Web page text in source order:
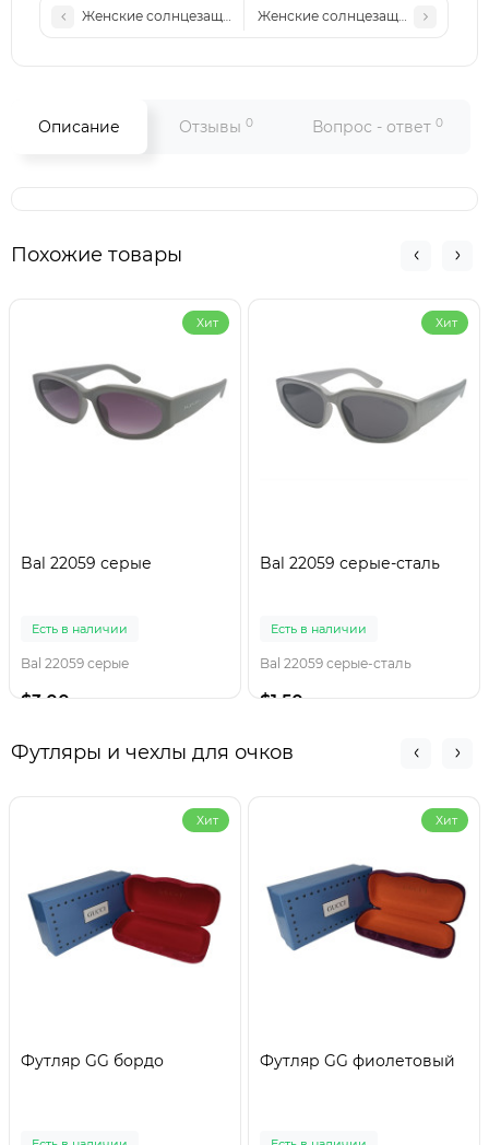
Женские солнцезащитные очки Fen 7036 сталь-голубые
Женские солнцезащитные очки
Описание Отзывы 0 Вопрос - ответ 0
Похожие товары
Хит
Bal 22059 серые
Есть в наличии
Bal 22059 серые
$3.00
Хит
Bal 22059 серые-сталь
Есть в наличии
Bal 22059 серые-сталь
$1.50
Футляры и чехлы для очков
Хит
Футляр GG бордо
Хит
Футляр GG фиолетовый